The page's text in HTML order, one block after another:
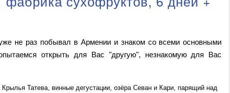
не раз побывал в Армении и знаком со всеми основными
открыть для Вас "другую", незнакомую для Вас
Татева, винные дегустации, озёра Севан и Кари, парящий над